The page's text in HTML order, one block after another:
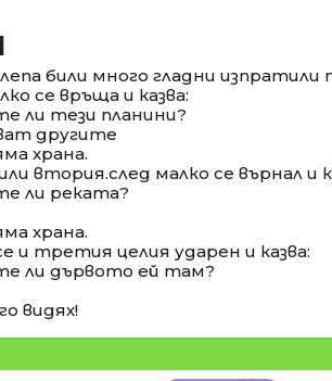
били много гладни изпратили
се връща и казва:
ли тези планини?
другите
храна.
втория.след малко се върнал и
ли реката?
храна.
и третия целия ударен и казва:
ли дървото ей там?
видях!